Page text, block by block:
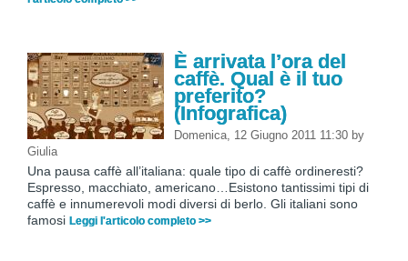
È arrivata l’ora del
caffè. Qual è il tuo
preferito?
(Infografica)
Domenica, 12 Giugno 2011 11:30 by
Giulia
Una pausa caffè all’italiana: quale tipo di caffè ordineresti?
Espresso, macchiato, americano…Esistono tantissimi tipi di
caffè e innumerevoli modi diversi di berlo. Gli italiani sono
famosi Leggi l'articolo completo >>